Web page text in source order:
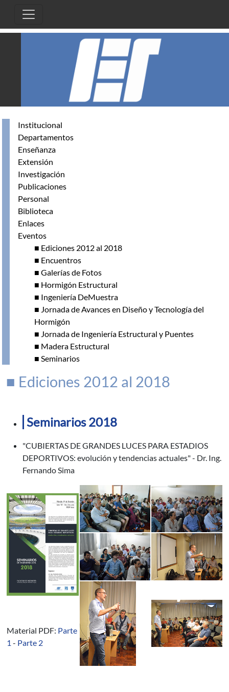
Institucional
Departamentos
Enseñanza
Extensión
Investigación
Publicaciones
Personal
Biblioteca
Enlaces
Eventos
■ Ediciones 2012 al 2018
■ Encuentros
■ Galerías de Fotos
■ Hormigón Estructural
■ Ingeniería DeMuestra
■ Jornada de Avances en Diseño y Tecnología del
Hormigón
■ Jornada de Ingeniería Estructural y Puentes
■ Madera Estructural
■ Seminarios
■ Ediciones 2012 al 2018
Seminarios 2018
"CUBIERTAS DE GRANDES LUCES PARA ESTADIOS
DEPORTIVOS: evolución y tendencias actuales" - Dr. Ing.
Fernando Sima
Material PDF: Parte
1 - Parte 2